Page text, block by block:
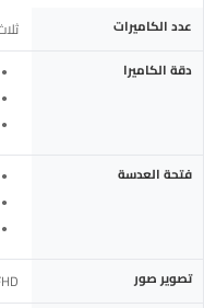
المواصفة التفاصيلعدد الكاميرات
دقة الكاميرا
فتحة العدسة
تصوير صور